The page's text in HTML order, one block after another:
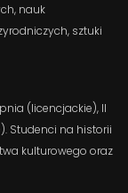
nauk
sztuki
(licencjackie), II
Studenci na historii
kulturowego oraz